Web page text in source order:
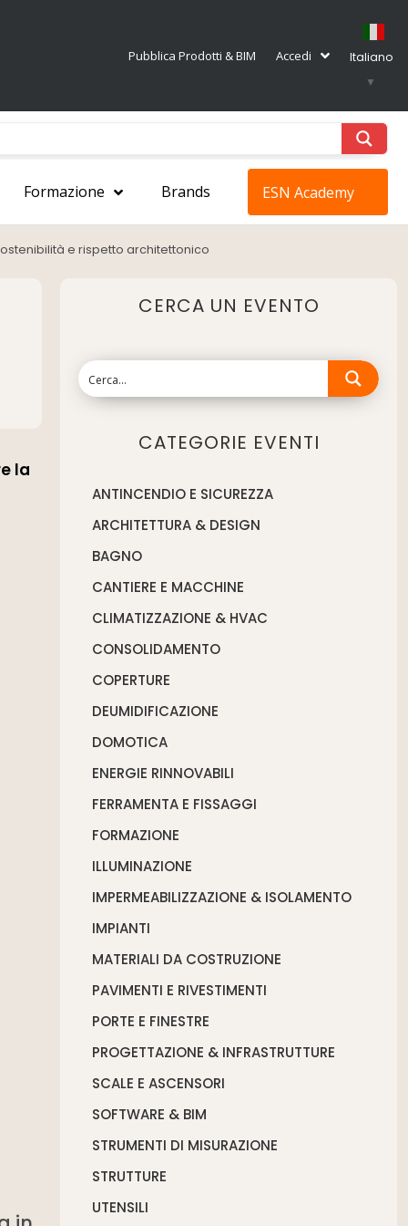
Pubblica Prodotti & BIM Accedi
Italiano
▼
Formazione Brands ESN Academy
e rispetto architettonico
la
CERCA UN EVENTO
CATEGORIE EVENTI
ANTINCENDIO E SICUREZZA
ARCHITETTURA & DESIGN
BAGNO
CANTIERE E MACCHINE
CLIMATIZZAZIONE & HVAC
CONSOLIDAMENTO
COPERTURE
DEUMIDIFICAZIONE
DOMOTICA
ENERGIE RINNOVABILI
FERRAMENTA E FISSAGGI
FORMAZIONE
ILLUMINAZIONE
IMPERMEABILIZZAZIONE & ISOLAMENTO
IMPIANTI
MATERIALI DA COSTRUZIONE
PAVIMENTI E RIVESTIMENTI
PORTE E FINESTRE
PROGETTAZIONE & INFRASTRUTTURE
SCALE E ASCENSORI
SOFTWARE & BIM
STRUMENTI DI MISURAZIONE
STRUTTURE
UTENSILI